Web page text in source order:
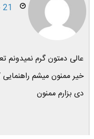
21 فروردین 1400
عالی دمتون گرم
خیر ممنون میشم
دی بزارم ممنون